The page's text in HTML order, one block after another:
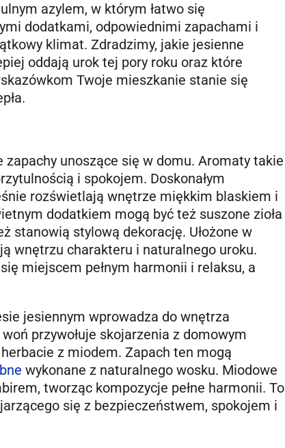
azylem, w którym łatwo się
dodatkami, odpowiednimi zapachami i
klimat. Zdradzimy, jakie jesienne
oddają urok tej pory roku oraz które
Twoje mieszkanie stanie się
unoszące się w domu. Aromaty takie
i spokojem. Doskonałym
rozświetlają wnętrze miękkim blaskiem i
dodatkiem mogą być też suszone zioła
stanowią stylową dekorację. Ułożone w
wnętrzu charakteru i naturalnego uroku.
miejscem pełnym harmonii i relaksu, a
jesiennym wprowadza do wnętrza
przywołuje skojarzenia z domowym
z miodem. Zapach ten mogą
wykonane z naturalnego wosku. Miodowe
tworząc kompozycje pełne harmonii. To
się z bezpieczeństwem, spokojem i